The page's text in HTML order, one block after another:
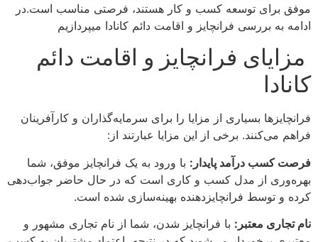
موفق برای توسعه کسب و کار هستند، فرصتی مناسب است.در
ادامه به بررسی فرانچایز و اقامت دائم کانادا میپردازیم
مزایای فرانچایز و اقامت دائم
کانادا
فرانچایزها بسیاری از مزایا را برای سرمایه‌گذاران و کارآفرینان
فراهم می‌کنند. برخی از این مزایا عبارتند از:
فرصت کسب درآمد پایدار: با ورود به یک فرانچایز موفق، شما
بهره‌وری از مدل کسب و کاری است که در حال حاضر جواب‌دهی
کرده و توسط فرانچایزدهنده بهینه‌سازی شده است.
نام تجاری معتبر: با فرانچایز شدن، شما از نام تجاری مشهور و